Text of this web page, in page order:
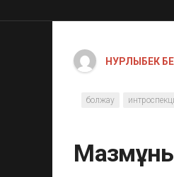
НУРЛЫБЕК
болжау